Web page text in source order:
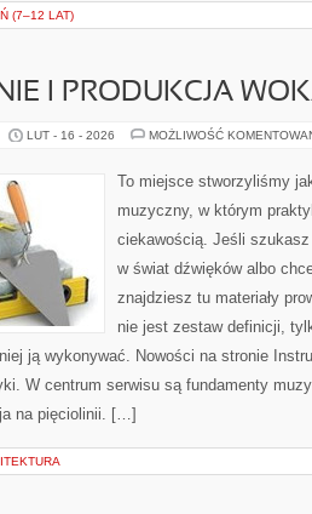
(7–12 LAT)
I PRODUKCJA
LUT - 16 - 2026 MOŻLIWOŚĆ
To miejsce stworzyliśmy
muzyczny, w którym
ciekawością. Jeśli
w świat dźwięków albo
znajdziesz tu materiały
nie jest zestaw definicji,
ją wykonywać. Nowości na stronie
W centrum serwisu są fundamenty
na pięciolinii. […]